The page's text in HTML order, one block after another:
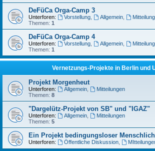
DeFüCa Orga-Camp 3
Unterforen: Vorstellung, Allgemein,
Themen: 1
DeFüCa Orga-Camp 4
Unterforen: Vorstellung, Allgemein,
Themen: 1
Vernetzungs-Projekte in Berlin und
Projekt Morgenheut
Unterforen: Allgemein,
Mitteilungen
Themen: 8
"Dargelütz-Projekt von SB" und "IGAZ"
Unterforen: Allgemein,
Mitteilungen
Themen: 5
Ein Projekt bedingungsloser
Unterforen: Öffentliche Diskussion,